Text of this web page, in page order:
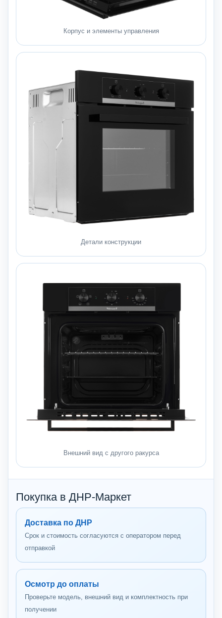
Корпус и элементы управления
Детали конструкции
Внешний вид с другого ракурса
Покупка в ДНР-Маркет
Доставка по ДНР
Срок и стоимость согласуются с оператором перед
отправкой
Осмотр до оплаты
Проверьте модель, внешний вид и комплектность при
получении